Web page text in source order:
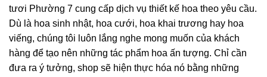
tươi Phường 7 cung cấp dịch vụ thiết kế hoa theo yêu cầu.
Dù là hoa sinh nhật, hoa cưới, hoa khai trương hay hoa
viếng, chúng tôi luôn lắng nghe mong muốn của khách
hàng để tạo nên những tác phẩm hoa ấn tượng. Chỉ cần
đưa ra ý tưởng, shop sẽ hiện thực hóa nó bằng những